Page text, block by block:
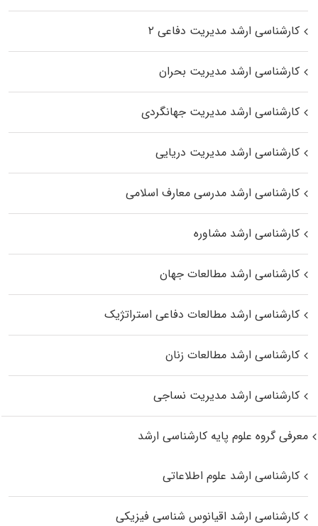
کارشناسی ارشد مدیریت دفاعی ۲
کارشناسی ارشد مدیریت بحران
کارشناسی ارشد مدیریت جهانگردی
کارشناسی ارشد مدیریت دریایی
کارشناسی ارشد مدرسی معارف اسلامی
کارشناسی ارشد مشاوره
کارشناسی ارشد مطالعات جهان
کارشناسی ارشد مطالعات دفاعی استراتژیک
کارشناسی ارشد مطالعات زنان
کارشناسی ارشد مدیریت نساجی
معرفی گروه علوم پایه کارشناسی ارشد
کارشناسی ارشد علوم اطلاعاتی
کارشناسی ارشد اقیانوس‌ شناسی فیزیکی